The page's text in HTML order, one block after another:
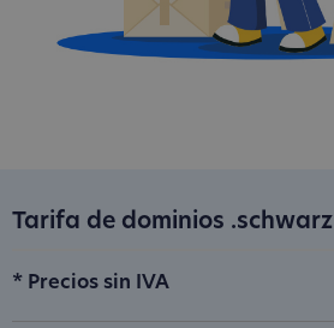
Tarifa de dominios .schwarz
* Precios sin IVA